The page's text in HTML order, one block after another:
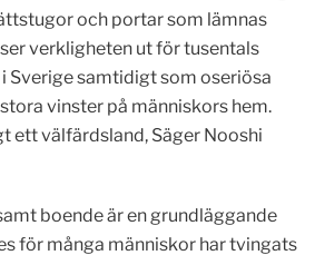
och portar som lämnas
verkligheten ut för tusentals
Sverige samtidigt som oseriösa
vinster på människors hem.
ett välfärdsland, Säger Nooshi
boende är en grundläggande
för många människor har tvingats